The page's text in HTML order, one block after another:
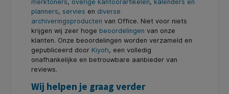
merktoners, overige kantoorartikelen, kalenders en
planners, servies en diverse
archiveringsproducten van Office. Niet voor niets
krijgen wij zeer hoge beoordelingen van onze
klanten. Onze beoordelingen worden verzameld en
gepubliceerd door Kiyoh, een volledig
onafhankelijke en betrouwbare aanbieder van
reviews.
Wij helpen je graag verder